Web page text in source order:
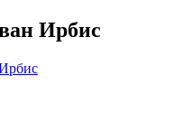
Ирбис